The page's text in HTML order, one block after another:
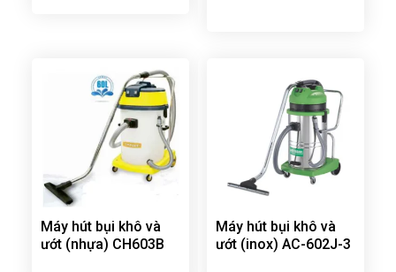
Máy hút bụi khô và
ướt (nhựa) CH603B
Máy hút bụi khô và
ướt (inox) AC-602J-3